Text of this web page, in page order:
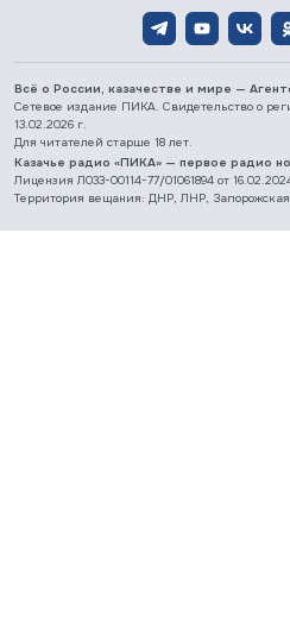
Всё о России, казачестве и мире —
Сетевое издание ПИКА. Свидетельство о
13.02.2026 г.
Для читателей старше 18 лет.
Казачье радио «ПИКА» — первое радио
Лицензия Л033-00114-77/01061894 от
Территория вещания: ДНР, ЛНР, Запорожская